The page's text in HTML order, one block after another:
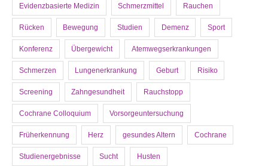
Evidenzbasierte Medizin Schmerzmittel Rauchen
Rücken Bewegung Studien Demenz Sport
Konferenz Übergewicht Atemwegserkrankungen
Schmerzen Lungenerkrankung Geburt Risiko
Screening Zahngesundheit Rauchstopp
Cochrane Colloquium Vorsorgeuntersuchung
Früherkennung Herz gesundes Altern Cochrane
Studienergebnisse Sucht Husten